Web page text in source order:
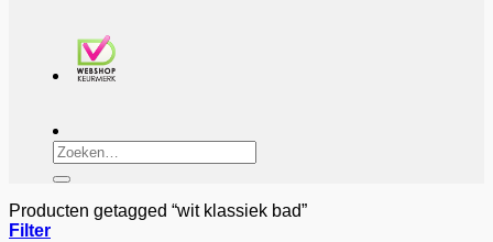
Zoeken
naar:
Producten getagged “wit klassiek bad”
Filter